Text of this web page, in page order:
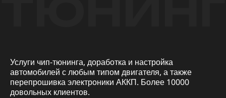
Услуги чип-тюнинга, доработка и настройка
автомобилей с любым типом двигателя, а также
перепрошивка электроники АККП. Более 10000
довольных клиентов.